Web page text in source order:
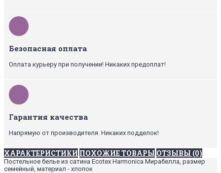
Безопасная оплата
Оплата курьеру при получении! Никаких предоплат!
Гарантия качества
Напрямую от производителя. Никаких подделок!
ХАРАКТЕРИСТИКИ ПОХОЖИЕ ТОВАРЫ ОТЗЫВЫ (0)
Постельное белье из сатина Ecotex Harmonica Мирабелла, размер
семейный, материал - хлопок